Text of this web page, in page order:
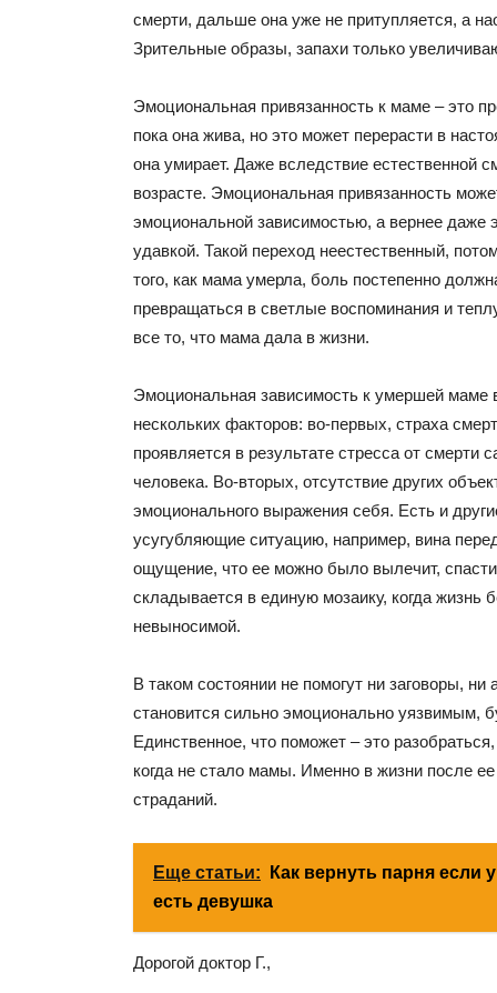
смерти, дальше она уже не притупляется, а
Зрительные образы, запахи только
Эмоциональная привязанность к маме – это
пока она жива, но это может перерасти в
она умирает. Даже вследствие естественной
возрасте. Эмоциональная привязанность
эмоциональной зависимостью, а вернее даже
удавкой. Такой переход неестественный,
того, как мама умерла, боль постепенно
превращаться в светлые воспоминания и
все то, что мама дала в жизни.
Эмоциональная зависимость к умершей маме
нескольких факторов: во-первых, страха
проявляется в результате стресса от смерти
человека. Во-вторых, отсутствие других
эмоционального выражения себя. Есть и
усугубляющие ситуацию, например, вина
ощущение, что ее можно было вылечит,
складывается в единую мозаику, когда жизнь
невыносимой.
В таком состоянии не помогут ни заговоры, ни
становится сильно эмоционально уязвимым,
Единственное, что поможет – это
когда не стало мамы. Именно в жизни после ее
страданий.
Еще статьи:
Как вернуть парня если
есть девушка
Дорогой доктор Г.,